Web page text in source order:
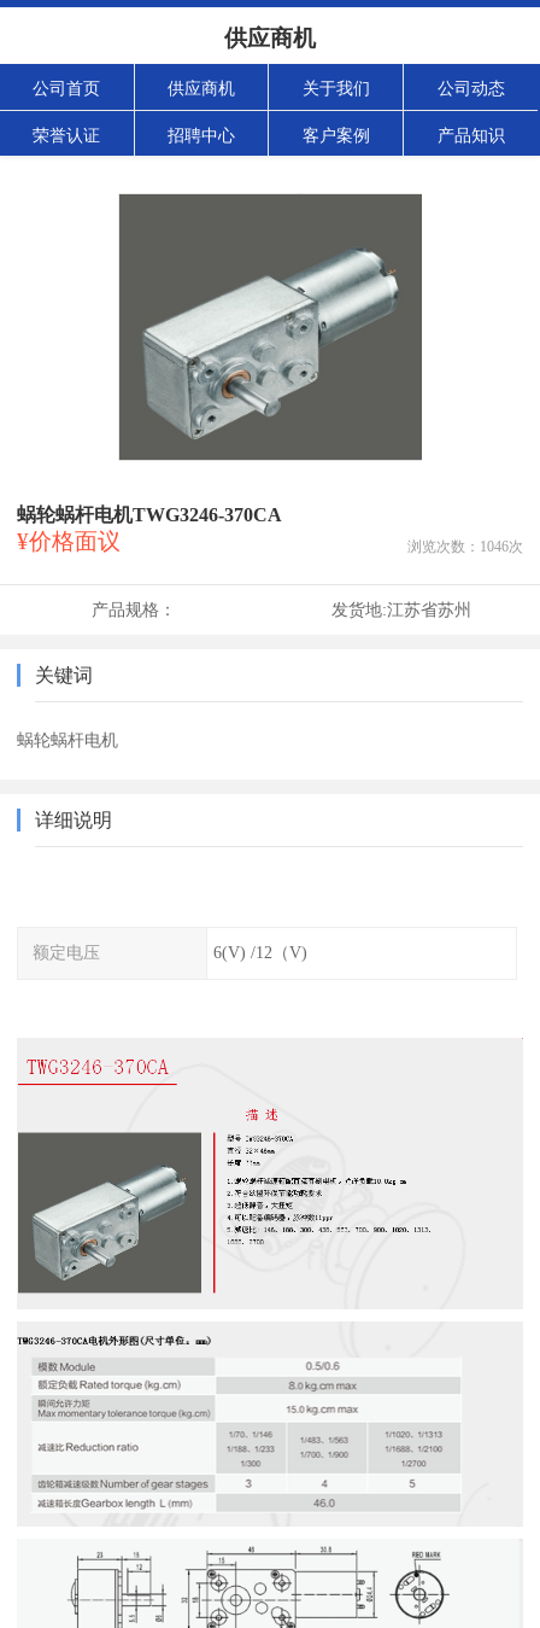
供应商机
公司首页 供应商机 关于我们 公司动态
荣誉认证 招聘中心 客户案例 产品知识
蜗轮蜗杆电机TWG3246-370CA
¥价格面议 浏览次数： 1046次
产品规格： 发货地:江苏省苏州
关键词
蜗轮蜗杆电机
详细说明
额定电压 6(V) /12（V)